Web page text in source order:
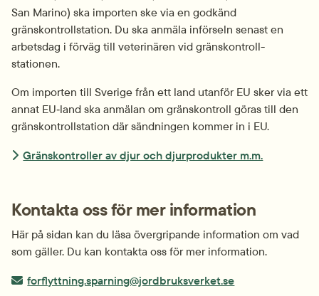
San Marino) ska importen ske via en godkänd
gränskontroll­station. Du ska anmäla införseln senast en
arbetsdag i förväg till veterinären vid gränskontroll­
stationen.
Om importen till Sverige från ett land utanför EU sker via ett
annat EU‑land ska anmälan om gränskontroll göras till den
gränskontroll­station där sändningen kommer in i EU.
Gränskontroller av djur och djurprodukter m.m.
Kontakta oss för mer information
Här på sidan kan du läsa övergripande information om vad
som gäller. Du kan kontakta oss för mer information.
E-post:
forflyttning.sparning@jordbruksverket.se